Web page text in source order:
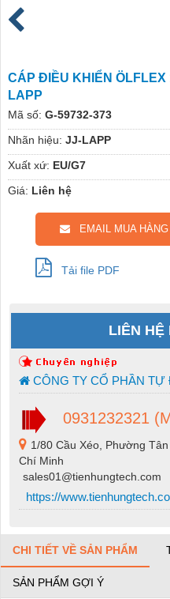
CÁP ĐIỀU KHIỂN ÖLFLEX
LAPP
Mã số: G-59732-373
Nhãn hiệu: JJ-LAPP
Xuất xứ: EU/G7
Giá: Liên hệ
EMAIL MUA HÀNG
Tải file PDF
LIÊN HỆ
CÔNG TY CỔ PHẦN TỰ
0931232321
1/80 Cầu Xéo, Phường
Chí Minh
sales01@tienhungtech.com
https://
CHI TIẾT VỀ SẢN PHẨM
SẢN PHẨM GỢI Ý